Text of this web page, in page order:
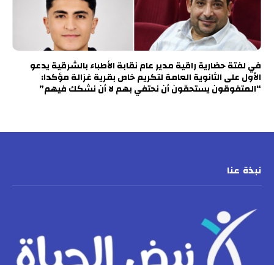
في لفتة حضارية راقية مدير عام نقابة الأطباء بالشرقية يدعو
الأول على الثانوية العامة لتكريم خاص بقرية غزالة مؤكدا:
“المتفوقون يستحقون أن نحتفي بهم لا أن نشكك فيهم”
نبذة عنا